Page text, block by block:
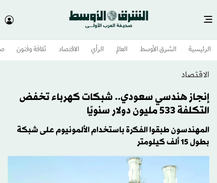
الرئيسية الشرق الأوسط​ العالم الرأي الاقتصاد ثقافة وفنون
الاقتصاد
إنجاز هندسي سعودي.. شبكات كهرباء تخفض
التكلفة 533 مليون دولار سنويًا
المهندسون طبقوا الفكرة باستخدام الألمونيوم على شبكة
بطول 15 ألف كيلومتر